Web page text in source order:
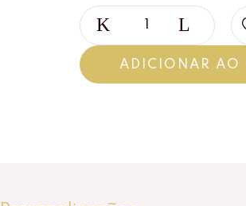
ADICIONAR AO